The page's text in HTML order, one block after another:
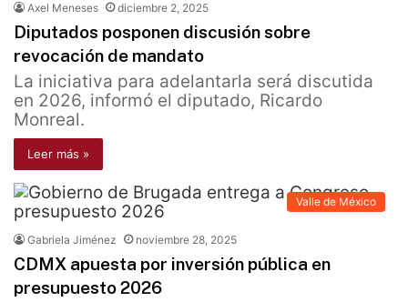
Axel Meneses diciembre 2, 2025
Diputados posponen discusión sobre
revocación de mandato
La iniciativa para adelantarla será discutida
en 2026, informó el diputado, Ricardo
Monreal.
Leer más »
Valle de México
Gabriela Jiménez noviembre 28, 2025
CDMX apuesta por inversión pública en
presupuesto 2026